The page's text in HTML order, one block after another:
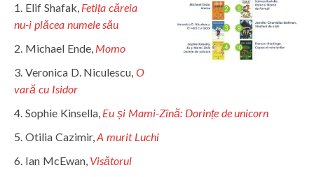
Elif Shafak, Fetița căreia
nu-i plăcea numele său
Michael Ende, Momo
Veronica D. Niculescu,O
vară cu Isidor
Sophie Kinsella, Eu și Mami-Zînă: Dorințe de unicorn
Otilia Cazimir,A murit Luchi
Ian McEwan, Visătorul